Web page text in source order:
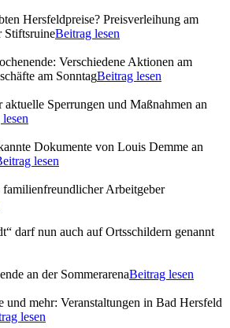
Hersfeldpreise? Preisverleihung am
StiftsruineBeitrag lesen
Verschiedene Aktionen am
am SonntagBeitrag lesen
Sperrungen und Maßnahmen an
Dokumente von Louis Demme an
lesen
Arbeitgeber
darf nun auch auf Ortsschildern genannt
an der SommerarenaBeitrag lesen
und mehr: Veranstaltungen in Bad Hersfeld
lesen